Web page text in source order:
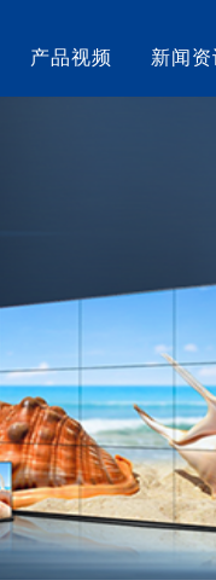
产品视频 新闻